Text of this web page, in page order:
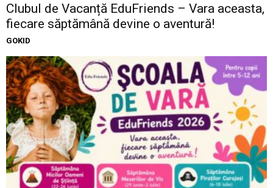
Clubul de Vacanță EduFriends – Vara aceasta,
fiecare săptămână devine o aventură!
GOKID